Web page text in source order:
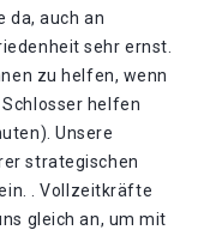
da, auch an
sehr ernst.
zu helfen, wenn
helfen
Unsere
strategischen
. Vollzeitkräfte
gleich an, um mit